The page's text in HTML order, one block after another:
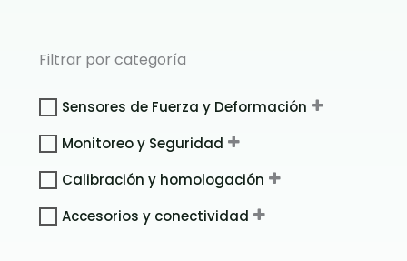
Filtrar por categoría
Sensores de Fuerza y Deformación
Monitoreo y Seguridad
Calibración y homologación
Accesorios y conectividad